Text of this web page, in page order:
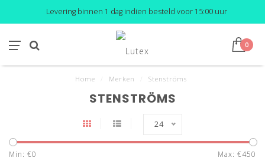
Levering binnen 1 dag indien besteld voor 15:00 uur
0
Home Merken Stenströms
STENSTRÖMS
24
Min: €0 Max: €450